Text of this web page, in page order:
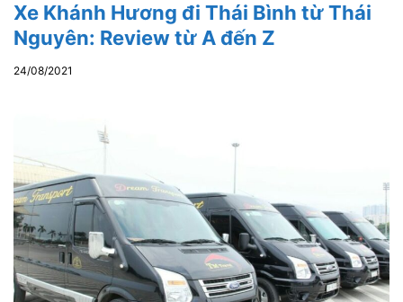
Xe Khánh Hương đi Thái Bình từ Thái
Nguyên: Review từ A đến Z
24/08/2021